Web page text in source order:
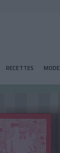
RECETTES MODE